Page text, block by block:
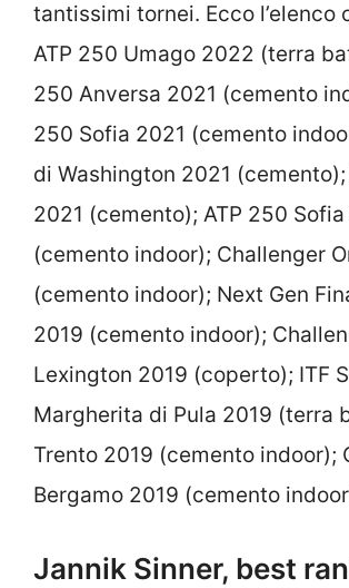
tantissimi tornei. Ecco l’elenco
ATP 250 Umago 2022 (terra
250 Anversa 2021 (cemento
250 Sofia 2021 (cemento
di Washington 2021
2021 (cemento); ATP 250
(cemento indoor); Challenger
(cemento indoor); Next Gen
2019 (cemento indoor);
Lexington 2019 (coperto); ITF
Margherita di Pula 2019 (terra
Trento 2019 (cemento indoor);
Bergamo 2019 (cemento
Jannik Sinner, best